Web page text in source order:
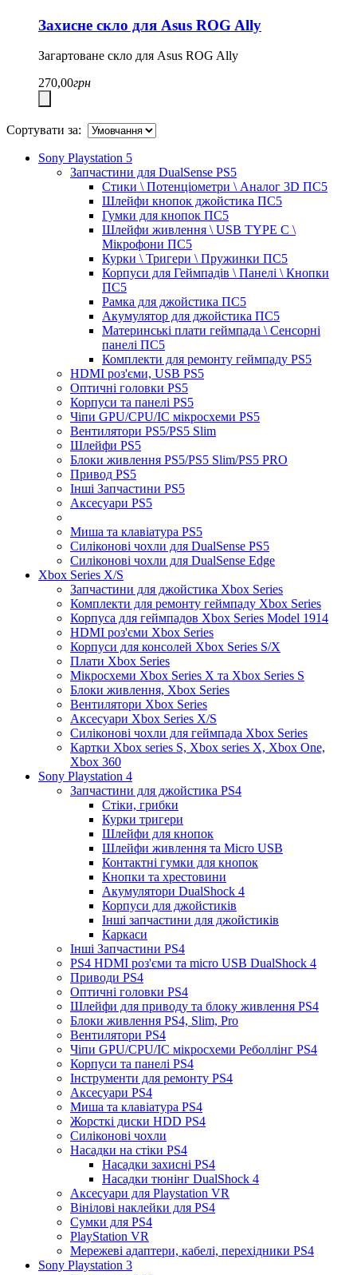
Захисне скло для Asus ROG Ally
Загартоване скло для Asus ROG Ally
270,00грн
Сортувати за:
Sony Playstation 5
Запчастини для DualSense PS5
Стики \ Потенціометри \ Аналог 3D ПС5
Шлейфи кнопок джойстика ПС5
Гумки для кнопок ПС5
Шлейфи живлення \ USB TYPE C \
Мікрофони ПС5
Курки \ Тригери \ Пружинки ПС5
Корпуси для Геймпадів \ Панелі \ Кнопки
ПС5
Рамка для джойстика ПС5
Акумулятор для джойстика ПС5
Материнські плати геймпада \ Сенсорні
панелі ПС5
Комплекти для ремонту геймпаду PS5
HDMI роз'єми, USB PS5
Оптичні головки PS5
Корпуси та панелі PS5
Чіпи GPU/CPU/IC мікросхеми PS5
Вентилятори PS5/PS5 Slim
Шлейфи PS5
Блоки живлення PS5/PS5 Slim/PS5 PRO
Привод PS5
Інші Запчастини PS5
Аксесуари PS5
Миша та клавіатура PS5
Силіконові чохли для DualSense PS5
Силіконові чохли для DualSense Edge
Xbox Series X/S
Запчастини для джойстика Xbox Series
Комплекти для ремонту геймпаду Xbox Series
Корпуса для геймпадов Xbox Series Model 1914
HDMI роз'єми Xbox Series
Корпуси для консолей Xbox Series S/X
Плати Xbox Series
Мікросхеми Xbox Series X та Xbox Series S
Блоки живлення, Xbox Series
Вентилятори Xbox Series
Аксесуари Xbox Series X/S
Силіконові чохли для геймпада Xbox Series
Картки Xbox series S, Xbox series X, Xbox One,
Xbox 360
Sony Playstation 4
Запчастини для джойстика PS4
Стіки, грибки
Курки тригери
Шлейфи для кнопок
Шлейфи живлення та Micro USB
Контактні гумки для кнопок
Кнопки та хрестовини
Акумулятори DualShock 4
Корпуси для джойстиків
Інші запчастини для джойстиків
Каркаси
Інші Запчастини PS4
PS4 HDMI роз'єми та micro USB DualShock 4
Приводи PS4
Оптичні головки PS4
Шлейфи для приводу та блоку живлення PS4
Блоки живлення PS4, Slim, Pro
Вентилятори PS4
Чіпи GPU/CPU/IC мікросхеми Реболлінг PS4
Корпуси та панелі PS4
Інструменти для ремонту PS4
Аксесуари PS4
Миша та клавіатура PS4
Жорсткі диски HDD PS4
Силіконові чохли
Насадки на стіки PS4
Насадки захисні PS4
Насадки тюнінг DualShock 4
Аксесуари для Playstation VR
Вінілові наклейки для PS4
Сумки для PS4
PlayStation VR
Мережеві адаптери, кабелі, перехідники PS4
Sony Playstation 3